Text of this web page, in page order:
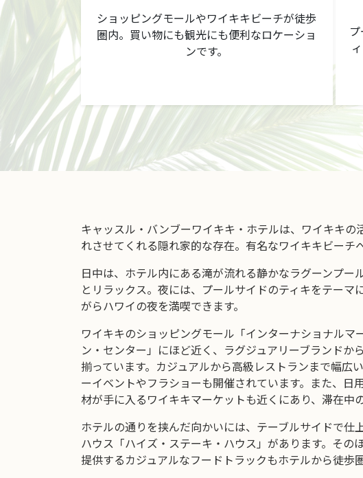
ショッピングモールやワイキキビーチが徒歩
圏内。買い物にも観光にも便利なロケーショ
ンです。
キャッスル・バンブーワイキキ・ホテルは、ワイキキ
れさせてくれる隠れ家的な存在。有名なワイキキビーチ
日中は、ホテル内にある滝が流れる静かなラグーンプー
とリラックス。夜には、プールサイドのティキをテー
がらハワイの夜を満喫できます。
ワイキキのショッピングモール「インターナショナル
ン・センター」にほど近く、ラグジュアリーブランドか
揃っています。カジュアルから高級レストランまで幅広
ーイベントやフラショーも開催されています。また、日
材が手に入るワイキキマーケットも近くにあり、滞在中
ホテルの通りを挟んだ向かいには、テーブルサイドで
ハウス「ハイズ・ステーキ・ハウス」があります。その
提供するカジュアルなフードトラックもホテルから徒歩